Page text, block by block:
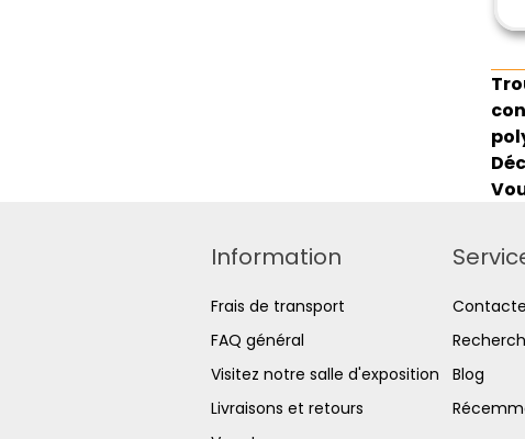
Information
Frais de transport
FAQ général
Visitez notre salle d'exposition
Livraisons et retours
Blog